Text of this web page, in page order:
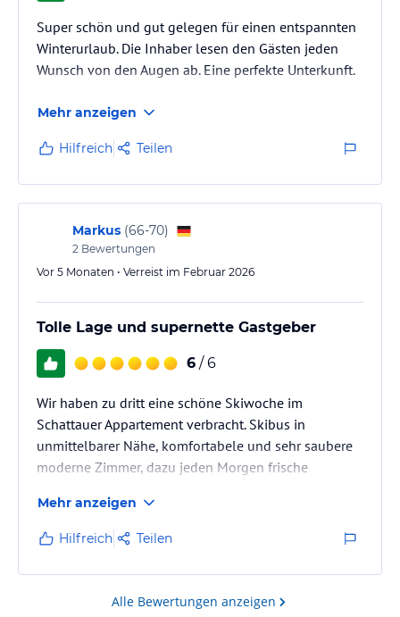
Super schön und gut gelegen für einen entspannten
Winterurlaub. Die Inhaber lesen den Gästen jeden
Wunsch von den Augen ab. Eine perfekte Unterkunft.
Mehr anzeigen
Hilfreich Teilen
Markus (66-70)
2 Bewertungen
Vor 5 Monaten • Verreist im Februar 2026
Tolle Lage und supernette Gastgeber
6 / 6
Wir haben zu dritt eine schöne Skiwoche im
Schattauer Appartement verbracht. Skibus in
unmittelbarer Nähe, komfortabele und sehr saubere
moderne Zimmer, dazu jeden Morgen frische
Gastgeberehepaar. Was will man mehr. Wir kommen
gerne wieder.
Mehr anzeigen
Hilfreich Teilen
Alle Bewertungen anzeigen